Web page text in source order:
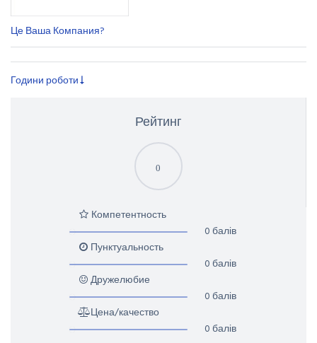
Це Ваша Компания?
Години роботи
Рейтинг
0
Компетентность
0 балів
Пунктуальность
0 балів
Дружелюбие
0 балів
Цена/качество
0 балів